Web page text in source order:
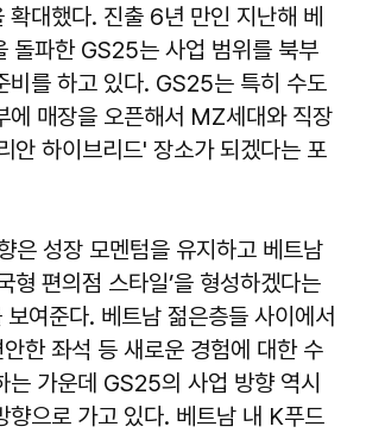
확대했다. 진출 6년 만인 지난해 베
돌파한 GS25는 사업 범위를 북부
비를 하고 있다. GS25는 특히 수도
에 매장을 오픈해서 MZ세대와 직장
안 하이브리드' 장소가 되겠다는 포
은 성장 모멘텀을 유지하고 베트남
형 편의점 스타일’을 형성하겠다는
여준다. 베트남 젊은층들 사이에서
한 좌석 등 새로운 경험에 대한 수
는 가운데 GS25의 사업 방향 역시
향으로 가고 있다. 베트남 내 K푸드